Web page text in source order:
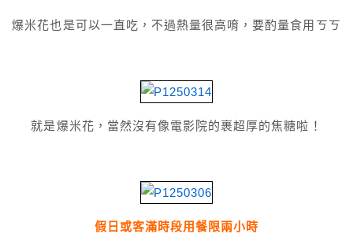
爆米花也是可以一直吃，不過熱量很高唷，要酌量食用ㄎㄎ
就是爆米花，當然沒有像電影院的裹超厚的焦糖啦！
假日或客滿時段用餐限兩小時